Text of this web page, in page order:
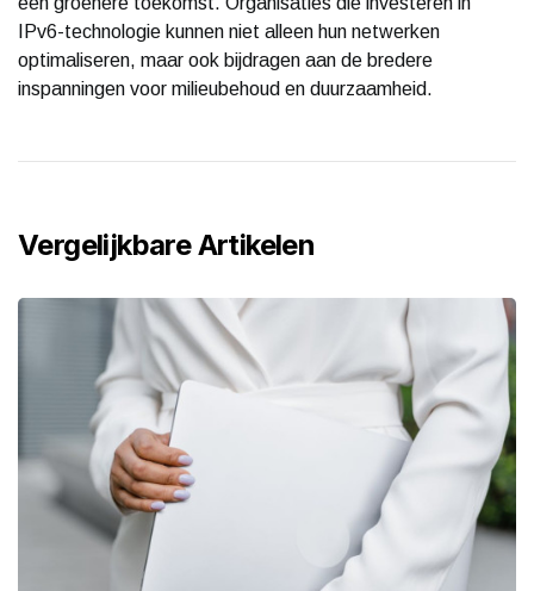
IPv6-technologie kunnen niet alleen hun netwerken
optimaliseren, maar ook bijdragen aan de bredere
inspanningen voor milieubehoud en duurzaamheid.
Vergelijkbare Artikelen